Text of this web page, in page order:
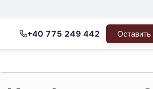
+40 775 249 442 Оставить